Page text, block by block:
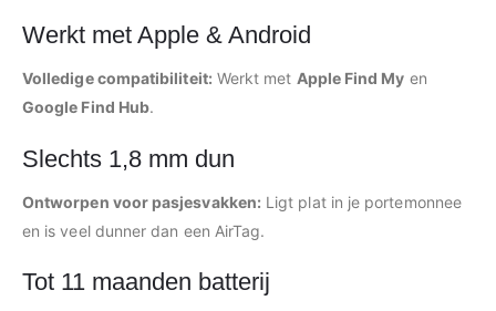
Werkt met Apple & Android
Volledige compatibiliteit: Werkt met Apple Find My en
Google Find Hub.
Slechts 1,8 mm dun
Ontworpen voor pasjesvakken: Ligt plat in je portemonnee
en is veel dunner dan een AirTag.
Tot 11 maanden batterij